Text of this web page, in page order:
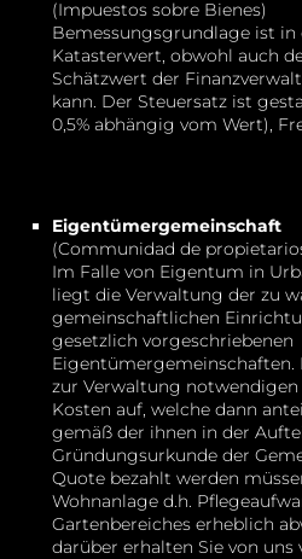
(Impuestos sobre Bienes)
Bemessungsgrundlage ist in
Katasterwert, obwohl auch
Schätzwert der
kann. Der Steuersatz ist
0,5% abhängig vom Wert),
Eigentümergemeinschaft
(Communidad de
Im Falle von Eigentum in
liegt die Verwaltung der zu
gemeinschaftlichen
gesetzlich vorgeschriebenen
Eigentümergemeinschaften.
zur Verwaltung
Kosten auf, welche dann
gemäß der ihnen in der
Gründungsurkunde der
Quote bezahlt werden
Wohnanlage d.h.
Gartenbereiches erheblich
darüber erhalten Sie von uns